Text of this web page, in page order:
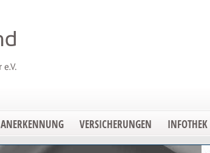
ANERKENNUNG VERSICHERUNGEN INFOTHEK